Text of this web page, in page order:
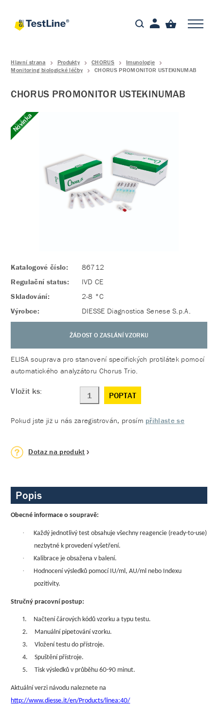
Hlavní strana Produkty CHORUS
Imunologie
Monitoring biologické léčby
CHORUS PROMONITOR USTEKINUMAB
CHORUS PROMONITOR USTEKINUMAB
Novinka
Katalogové číslo:
86712
Regulační status:
IVD CE
Skladování:
2-8 °C
Výrobce:
DIESSE Diagnostica Senese S.p.A.
ŽÁDOST O ZASLÁNÍ VZORKU
ELISA souprava pro stanovení specifických protilátek pomocí
automatického analyzátoru Chorus Trio.
Vložit ks: POPTAT
Pokud jste již u nás zaregistrován, prosím přihlaste se
Dotaz na produkt
Popis
Obecné informace o soupravě:
·
Každý jednotlivý test obsahuje všechny reagencie (ready-to-use)
nezbytné k provedení vyšetření.
·
Kalibrace je obsažena v balení.
·
Hodnocení výsledků pomocí IU/ml, AU/ml nebo Indexu
pozitivity.
Stručný pracovní postup:
1.
Načtení čárových kódů vzorku a typu testu.
2.
Manuální pipetování vzorku.
3.
Vložení testu do přístroje.
4.
Spuštění přístroje.
5.
Tisk výsledků v průběhu 60-90 minut.
Aktuální verzi návodu naleznete na
http://www.diesse.it/en/Products/linea:40/